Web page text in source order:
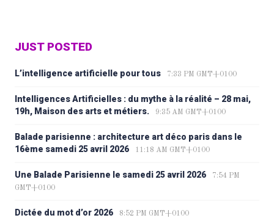
JUST POSTED
L’intelligence artificielle pour tous 7:33 PM GMT+0100
Intelligences Artificielles : du mythe à la réalité – 28 mai,
19h, Maison des arts et métiers.
9:35 AM GMT+0100
Balade parisienne : architecture art déco paris dans le
16ème samedi 25 avril 2026
11:18 AM GMT+0100
Une Balade Parisienne le samedi 25 avril 2026
7:54 PM
GMT+0100
Dictée du mot d’or 2026 8:52 PM GMT+0100